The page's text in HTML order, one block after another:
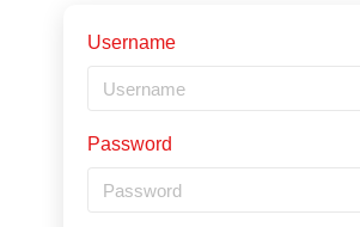
Username
Password